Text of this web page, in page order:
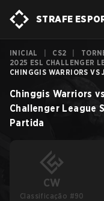
STRAFE
INICIAL CS2
2025 ESL CHALLENGER
CHINGGIS WARRIORS
Chinggis Warriors vs
Challenger League
Partida
CW
Classificação #90